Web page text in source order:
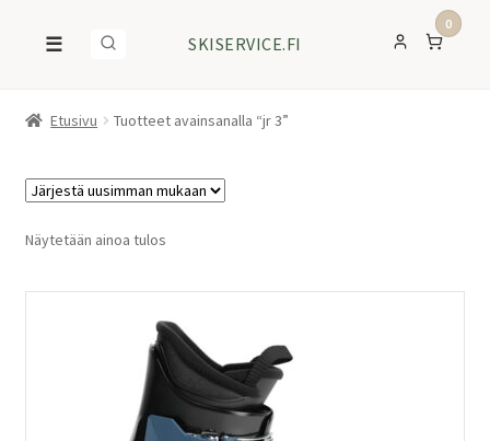
☰ SKISERVICE.FI
0
Etusivu Tuotteet avainsanalla “jr 3”
Näytetään ainoa tulos